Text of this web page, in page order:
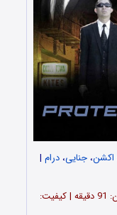
اکشن، جنایی، درام |
زبان: انگلیسی | زیرنویس فارسی: دارد | زمان: 91 دقیقه | کیفیت: